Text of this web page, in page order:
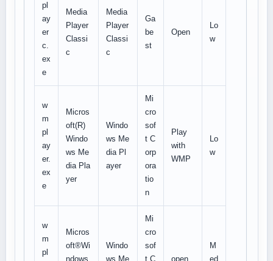
pl
ay
er
c.
ex
e
Media
Player
Classi
c
Media
Player
Classi
c
Ga
be
st
Open
Lo
w
w
m
pl
ay
er.
ex
e
Micros
oft(R)
Windo
ws Me
dia Pla
yer
Windo
ws Me
dia Pl
ayer
Mi
cro
sof
t C
orp
ora
tio
n
Play
with
WMP
Lo
w
w
m
pl
Micros
oft®Wi
ndows
Windo
ws Me
Mi
cro
sof
t C
open,
M
ed